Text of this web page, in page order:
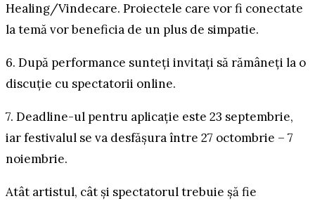
Healing/Vindecare. Proiectele care vor fi conectate
la temă vor beneficia de un plus de simpatie.
6. După performance sunteți invitați să rămâneți la o
discuție cu spectatorii online.
7. Deadline-ul pentru aplicație este 23 septembrie,
iar festivalul se va desfășura între 27 octombrie – 7
noiembrie.
Atât artistul, cât și spectatorul trebuie șă fie